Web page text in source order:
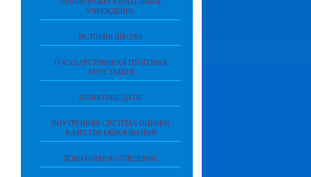
ПРИЁМ В ОБРАЗОВАТЕЛЬНОЕ
УЧРЕЖДЕНИЕ
ИСТОРИЯ ШКОЛЫ
ГОСУДАРСТВЕННАЯ ИТОГОВАЯ
АТТЕСТАЦИЯ
ПАМЯТНЫЕ ДАТЫ
ВНУТРЕННЯЯ СИСТЕМА ОЦЕНКИ
КАЧЕСТВА ОБРАЗОВАНИЯ
ДОШКОЛЬНОЕ ОТДЕЛЕНИЕ